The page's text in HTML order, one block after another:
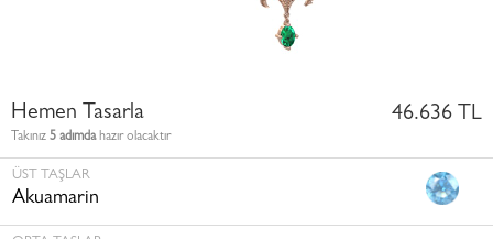
Hemen Tasarla
Takınız 5 adımdahazır olacaktır
46.636 TL
ÜST TAŞLAR
Akuamarin